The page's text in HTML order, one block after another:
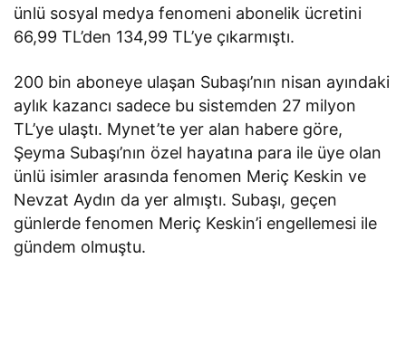
ünlü sosyal medya fenomeni abonelik ücretini
66,99 TL’den 134,99 TL’ye çıkarmıştı.
200 bin aboneye ulaşan Subaşı’nın nisan ayındaki
aylık kazancı sadece bu sistemden 27 milyon
TL’ye ulaştı. Mynet’te yer alan habere göre,
Şeyma Subaşı’nın özel hayatına para ile üye olan
ünlü isimler arasında fenomen Meriç Keskin ve
Nevzat Aydın da yer almıştı. Subaşı, geçen
günlerde fenomen Meriç Keskin’i engellemesi ile
gündem olmuştu.